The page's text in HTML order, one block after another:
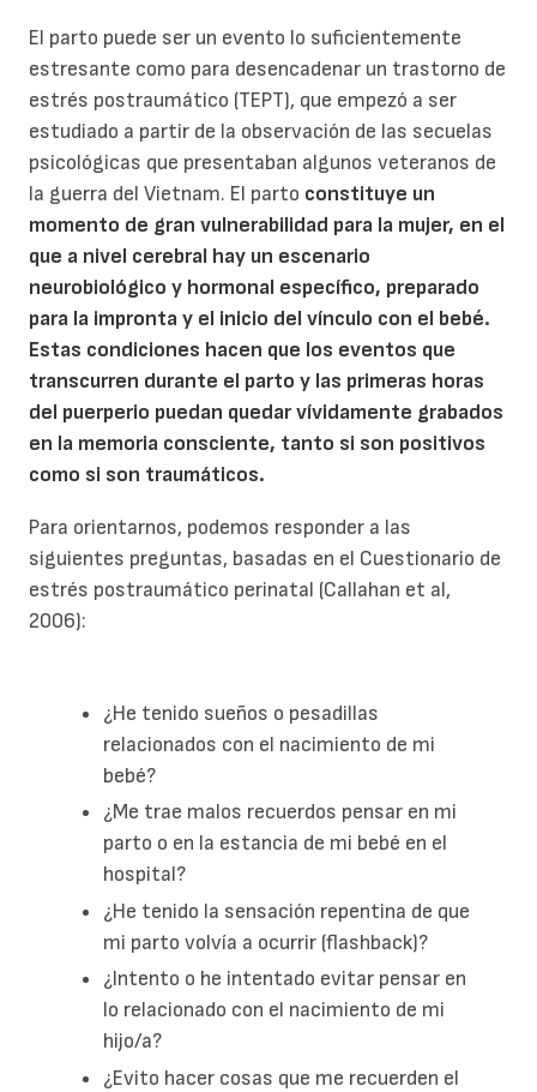
El parto puede ser un evento lo suficientemente
estresante como para desencadenar un trastorno de
estrés postraumático (TEPT), que empezó a ser
estudiado a partir de la observación de las secuelas
psicológicas que presentaban algunos veteranos de
la guerra del Vietnam. El parto constituye un
momento de gran vulnerabilidad para la mujer, en el
que a nivel cerebral hay un escenario
neurobiológico y hormonal específico, preparado
para la impronta y el inicio del vínculo con el bebé.
Estas condiciones hacen que los eventos que
transcurren durante el parto y las primeras horas
del puerperio puedan quedar vívidamente grabados
en la memoria consciente, tanto si son positivos
como si son traumáticos.
Para orientarnos, podemos responder a las
siguientes preguntas, basadas en el Cuestionario de
estrés postraumático perinatal (Callahan et al,
2006):
¿He tenido sueños o pesadillas
relacionados con el nacimiento de mi
bebé?
¿Me trae malos recuerdos pensar en mi
parto o en la estancia de mi bebé en el
hospital?
¿He tenido la sensación repentina de que
mi parto volvía a ocurrir (flashback)?
¿Intento o he intentado evitar pensar en
lo relacionado con el nacimiento de mi
hijo/a?
¿Evito hacer cosas que me recuerden el